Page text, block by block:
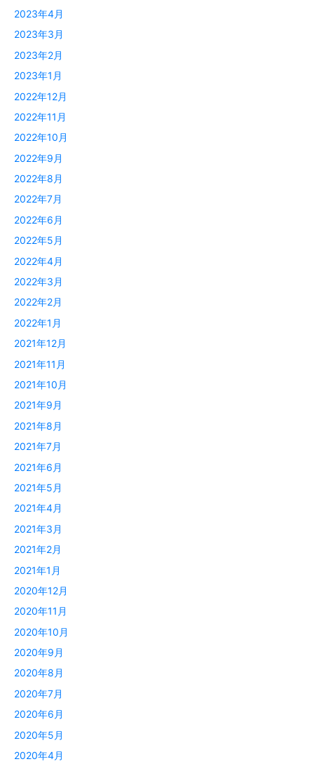
2023年4月
2023年3月
2023年2月
2023年1月
2022年12月
2022年11月
2022年10月
2022年9月
2022年8月
2022年7月
2022年6月
2022年5月
2022年4月
2022年3月
2022年2月
2022年1月
2021年12月
2021年11月
2021年10月
2021年9月
2021年8月
2021年7月
2021年6月
2021年5月
2021年4月
2021年3月
2021年2月
2021年1月
2020年12月
2020年11月
2020年10月
2020年9月
2020年8月
2020年7月
2020年6月
2020年5月
2020年4月